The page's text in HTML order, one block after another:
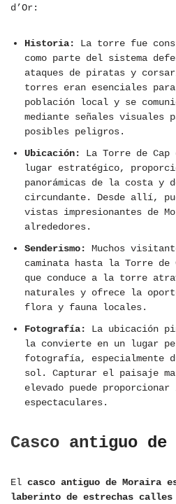
d’Or:
Historia:
La torre fue
como parte del sistema
ataques de piratas y
torres eran esenciales
población local y se
mediante señales visuales
posibles peligros.
Ubicación:
La Torre de
lugar estratégico,
panorámicas de la costa y
circundante. Desde allí,
vistas impresionantes de
alrededores.
Senderismo:
Muchos
caminata hasta la Torre de
que conduce a la torre
naturales y ofrece la
flora y fauna locales.
Fotografía:
La ubicación
la convierte en un lugar
fotografía, especialmente
sol. Capturar el paisaje
elevado puede proporcionar
espectaculares.
Casco antiguo de
El casco antiguo de Moraira
laberinto de estrechas calles